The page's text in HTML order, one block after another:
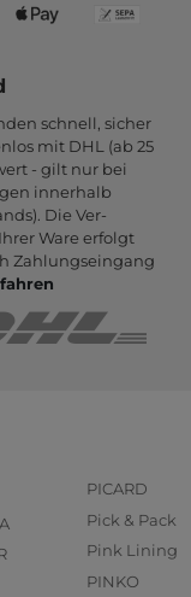
schnell, sicher
mit DHL (ab 25
- gilt nur bei
inner­halb
Die Ver­
Ware er­folgt
Zahlungs­eingang
PICARD
Pick & Pack
Pink Lining
PINKO